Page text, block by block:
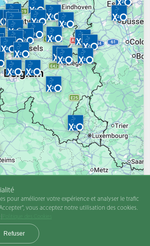
pour améliorer votre expérience et analyser le trafic
vous acceptez notre utilisation des cookies.
Refuser